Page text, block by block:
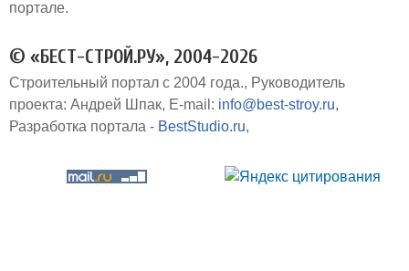
портале
© «БЕСТ-СТРОЙ.РУ», 2004-2026
Строительный портал с 2004 года.
Руководитель
проекта: Андрей Шпак E-mail: info@best-stroy.ru
Разработка портала - BestStudio.ru